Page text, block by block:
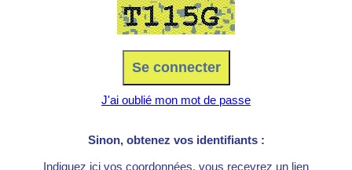
J'ai oublié mon mot de passe
Sinon, obtenez vos identifiants :
Indiquez ici vos coordonnées, vous recevrez un lien